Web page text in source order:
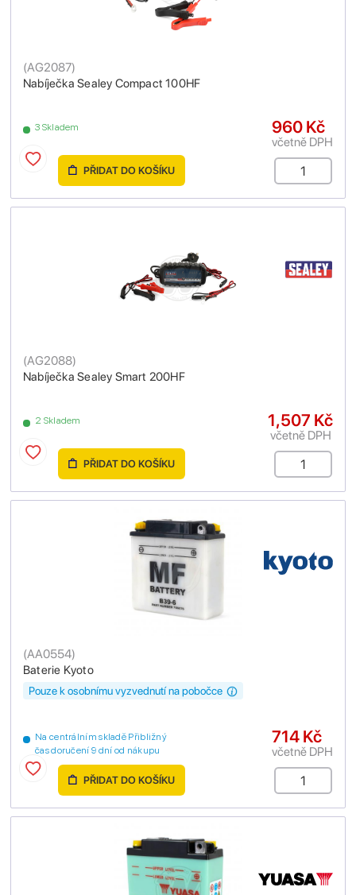
Nabíječka Sealey Compact 100HF
(AG2087)
3 Skladem 960 Kč
včetně DPH
PŘIDAT DO KOŠÍKU
Nabíječka Sealey Smart 200HF
(AG2088)
2 Skladem 1,507 Kč
včetně DPH
PŘIDAT DO KOŠÍKU
Baterie Kyoto
(AA0554)
Na centrálním skladě Přibližný
čas doručení 9 dní od nákupu
Pouze k osobnímu vyzvednutí na pobočce
714 Kč
včetně DPH
PŘIDAT DO KOŠÍKU